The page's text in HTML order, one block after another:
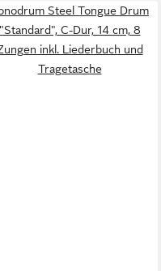
Steel Tongue Drum
"Standard", C-Dur, 14 cm, 8
inkl. Liederbuch und
Tragetasche